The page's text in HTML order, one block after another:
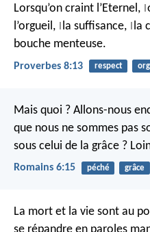
Lorsqu’on craint l’Eternel,
l’orgueil, la suffisance, la
bouche menteuse.
Proverbes 8:13 respect
Mais quoi ? Allons-nous
que nous ne sommes pas
sous celui de la grâce ?
Romains 6:15 péché grâce
La mort et la vie sont au